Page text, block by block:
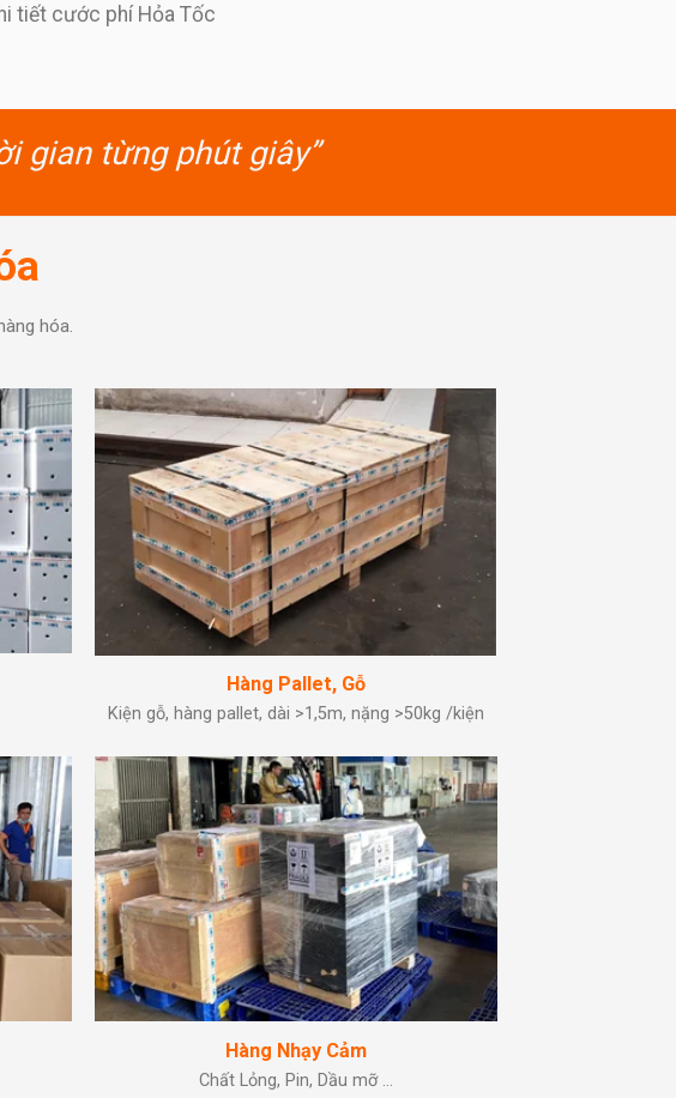
tiết cước phí Hỏa Tốc
gian từng phút giây”
hóa.
Hàng Pallet, Gỗ
Kiện gỗ, hàng pallet, dài >1,5m, nặng >50kg /kiện
Hàng Nhạy Cảm
Chất Lỏng, Pin, Dầu mỡ …